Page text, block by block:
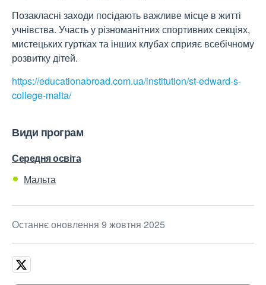
Позакласні заходи посідають важливе місце в житті
учнівства. Участь у різноманітних спортивних секціях,
мистецьких гуртках та інших клубах сприяє всебічному
розвитку дітей. ​
https://educationabroad.com.ua/institution/st-edward-s-
college-malta/
Види програм
Середня освіта
Мальта
Останнє оновлення 9 жовтня 2025